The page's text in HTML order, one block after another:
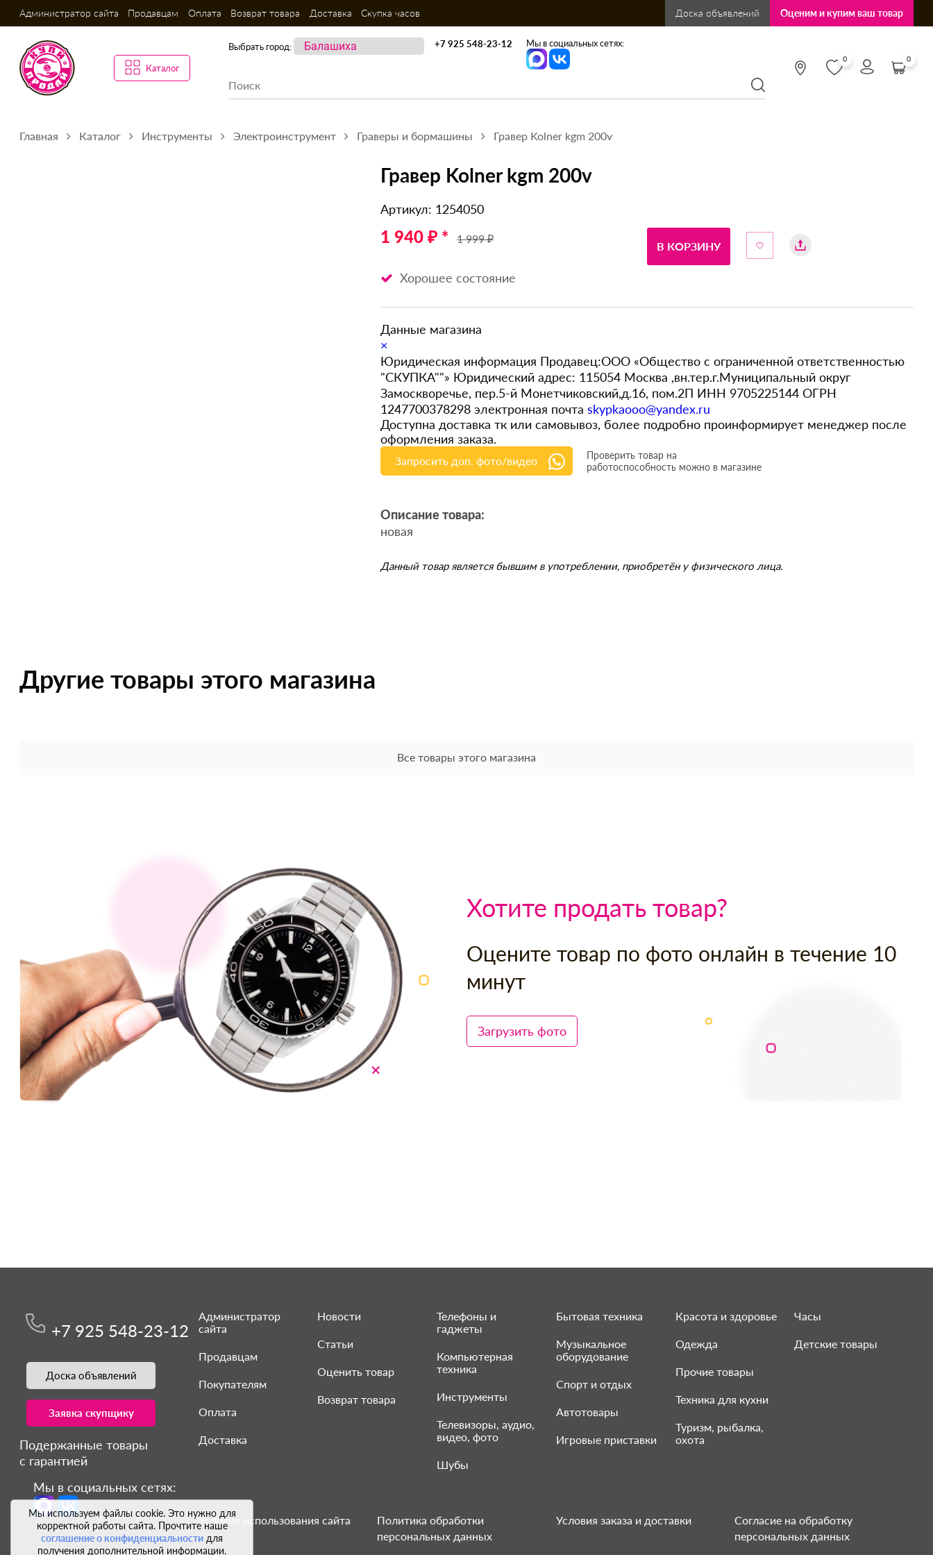
Администратор сайта Продавцам Оплата Возврат товара Доставка Скупка часов Доска объявлений Оценим и купим ваш товар
Каталог
Выбрать город: +7 925 548-23-12 Мы в социальных сетях:
0 0
Главная Каталог Инструменты Электроинструмент Граверы и бормашины Гравер Kolner kgm 200v
Гравер Kolner kgm 200v
Артикул: 1254050
1 940 ₽ * 1 999 ₽
Хорошее состояние
В КОРЗИНУ
Данные магазина
×
Юридическая информация Продавец:ООО «Общество с ограниченной ответственностью
"СКУПКА""» Юридический адрес: 115054 Москва ,вн.тер.г.Муниципальный округ
Замоскворечье, пер.5-й Монетчиковский,д.16, пом.2П ИНН 9705225144 ОГРН
1247700378298 электронная почта skypkaooo@yandex.ru
Доступна доставка тк или самовывоз, более подробно проинформирует менеджер после
оформления заказа.
Запросить доп. фото/видео
Проверить товар на
работоспособность можно в магазине
Описание товара:
новая
Данный товар является бывшим в употреблении, приобретён у физического лица.
Другие товары этого магазина
Все товары этого магазина
Хотите продать товар?
Оцените товар по фото онлайн в течение 10
минут
Загрузить фото
Мы используем файлы cookie. Это нужно для
корректной работы сайта. Прочтите наше
соглашение о конфиденциальности для
получения дополнительной информации.
+7 925 548-23-12
Доска объявлений
Заявка скупщику
Подержанные товары
с гарантией
Мы в социальных сетях:
Администратор
сайта
Продавцам
Покупателям
Оплата
Доставка
Новости
Статьи
Оценить товар
Возврат товара
Телефоны и
гаджеты
Компьютерная
техника
Инструменты
Телевизоры, аудио,
видео, фото
Шубы
Бытовая техника
Музыкальное
оборудование
Спорт и отдых
Автотовары
Игровые приставки
Красота и здоровье
Одежда
Прочие товары
Техника для кухни
Туризм, рыбалка,
охота
Часы
Детские товары
Условия использования сайта
Политика обработки
персональных данных
Условия заказа и доставки
Согласие на обработку
персональных данных